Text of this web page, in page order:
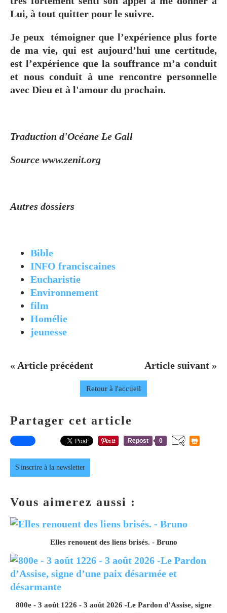
Lui, à tout quitter pour le suivre.
Je peux témoigner que l’expérience plus forte
de ma vie, qui est aujourd’hui une certitude,
est l’expérience que la souffrance m’a conduit
et nous conduit à une rencontre personnelle
avec Dieu et à l'amour du prochain.
Traduction d'Océane Le Gall
Source www.zenit.org
Autres dossiers
Bible
INFO franciscaines
Eucharistie
Environnement
film
Homélie
jeunesse
« Article précédent Article suivant »
Retour à l'accueil
Partager cet article
Repost 0
S'inscrire à la newsletter
Vous aimerez aussi :
Elles renouent des liens brisés. - Bruno
800e - 3 août 1226 - 3 août 2026 -Le Pardon d’Assise, signe